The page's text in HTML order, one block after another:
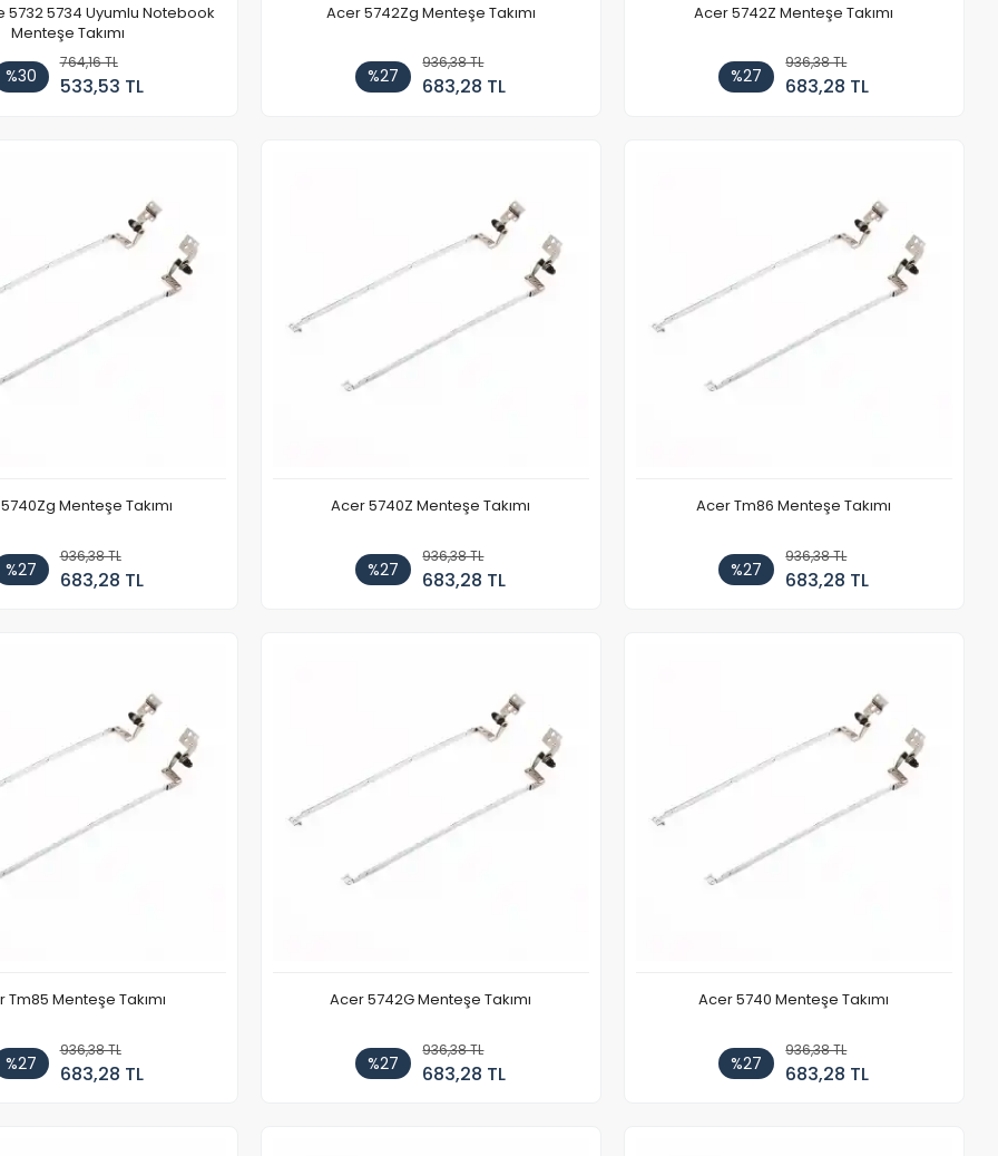
5732 5734 Uyumlu Notebook
Menteşe Takımı
%30
764,16 TL
533,53 TL
Acer 5742Zg Menteşe Takımı
%27
936,38 TL
683,28 TL
Acer 5742Z Menteşe Takımı
%27
936,38 TL
683,28 TL
Menteşe Takımı
%27
936,38 TL
683,28 TL
Acer 5740Z Menteşe Takımı
%27
936,38 TL
683,28 TL
Acer Tm86 Menteşe Takımı
%27
936,38 TL
683,28 TL
Tm85 Menteşe Takımı
%27
936,38 TL
683,28 TL
Acer 5742G Menteşe Takımı
%27
936,38 TL
683,28 TL
Acer 5740 Menteşe Takımı
%27
936,38 TL
683,28 TL